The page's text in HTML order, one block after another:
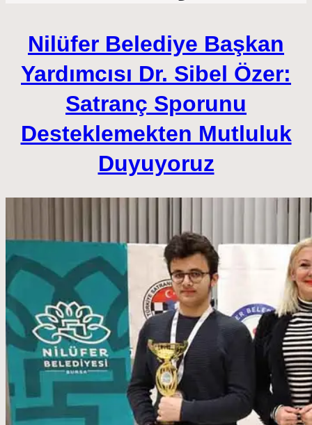
Nilüfer Belediye Başkan
Yardımcısı Dr. Sibel Özer:
Satranç Sporunu
Desteklemekten Mutluluk
Duyuyoruz